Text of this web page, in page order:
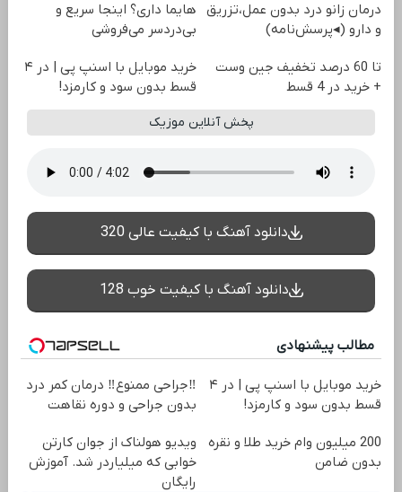
درمان زانو درد بدون عمل،تزریق
و دارو (◂پرسش‌نامه)
هایما داری؟ اینجا سریع و
بی‌دردسر می‌فروشی
تا 60 درصد تخفیف جین وست
+ خرید در 4 قسط
خرید موبایل با اسنپ پی | در ۴
قسط بدون سود و کارمزد!
پخش آنلاین موزیک
دانلود آهنگ با کیفیت عالی 320
دانلود آهنگ با کیفیت خوب 128
مطالب پیشنهادی
خرید موبایل با اسنپ پی | در ۴
قسط بدون سود و کارمزد!
‼️جراحی ممنوع‼️ درمان کمر درد
بدون جراحی و دوره نقاهت
200 میلیون وام خرید طلا و نقره
بدون ضامن
ویدیو هولناک از جوان کارتن
خوابی که میلیاردر شد. آموزش
رایگان